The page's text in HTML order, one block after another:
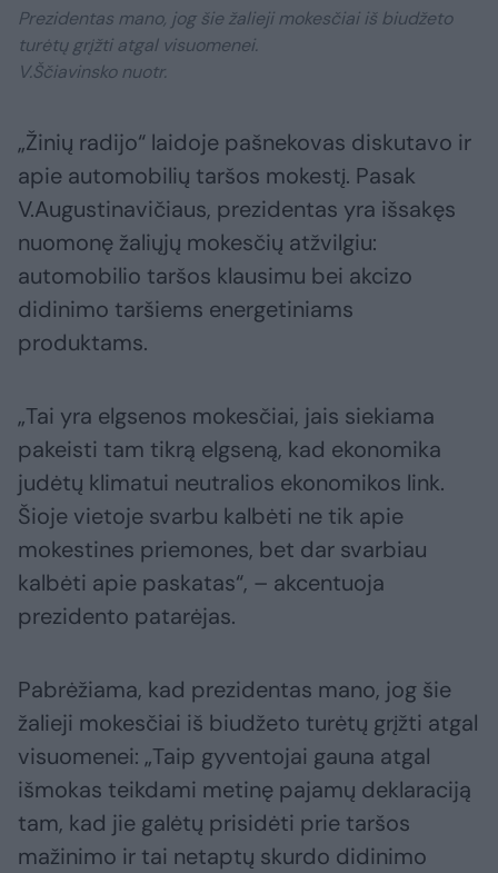
Prezidentas mano, jog šie žalieji mokesčiai iš biudžeto
turėtų grįžti atgal visuomenei.
V.Ščiavinsko nuotr.
„Žinių radijo“ laidoje pašnekovas diskutavo ir
apie automobilių taršos mokestį. Pasak
V.Augustinavičiaus, prezidentas yra išsakęs
nuomonę žaliųjų mokesčių atžvilgiu:
automobilio taršos klausimu bei akcizo
didinimo taršiems energetiniams
produktams.
„Tai yra elgsenos mokesčiai, jais siekiama
pakeisti tam tikrą elgseną, kad ekonomika
judėtų klimatui neutralios ekonomikos link.
Šioje vietoje svarbu kalbėti ne tik apie
mokestines priemones, bet dar svarbiau
kalbėti apie paskatas“, – akcentuoja
prezidento patarėjas.
Pabrėžiama, kad prezidentas mano, jog šie
žalieji mokesčiai iš biudžeto turėtų grįžti atgal
visuomenei: „Taip gyventojai gauna atgal
išmokas teikdami metinę pajamų deklaraciją
tam, kad jie galėtų prisidėti prie taršos
mažinimo ir tai netaptų skurdo didinimo